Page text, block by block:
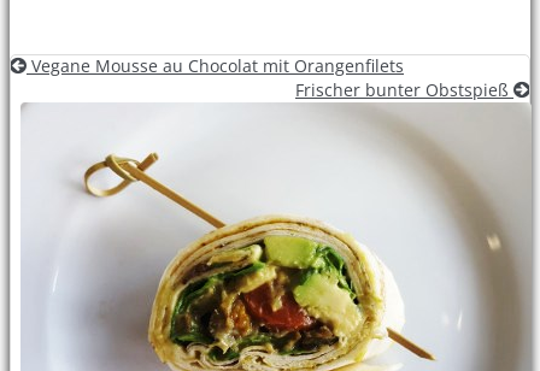
Vegane Mousse au Chocolat mit Orangenfilets
Frischer bunter Obstspieß